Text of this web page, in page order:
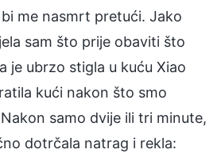
me nasmrt pretući. Jako
sam što prije obaviti što
je ubrzo stigla u kuću Xiao
kući nakon što smo
samo dvije ili tri minute,
dotrčala natrag i rekla: